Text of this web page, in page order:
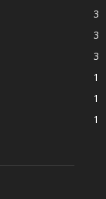
3
3
3
1
1
1